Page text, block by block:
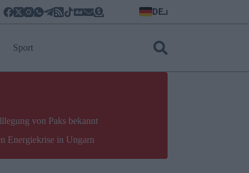
DE
Sport
von Paks bekannt
Energiekrise in Ungarn